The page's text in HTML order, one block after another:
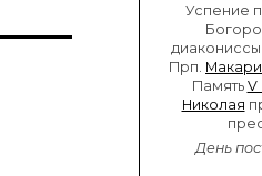
Успение
диакониссы
Прп.
Память V
Николая
День